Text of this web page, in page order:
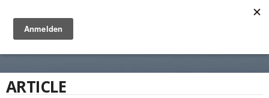
ARTICLE